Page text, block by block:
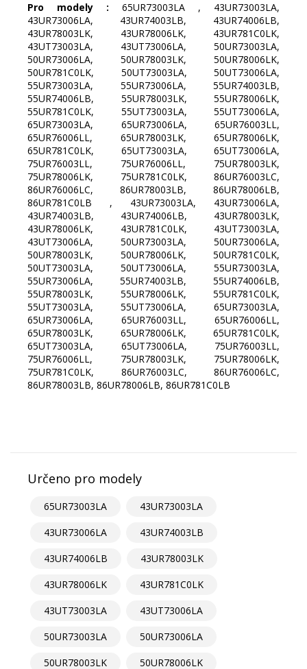
Pro modely : 65UR73003LA , 43UR73003LA,
43UR73006LA, 43UR74003LB, 43UR74006LB,
43UR78003LK, 43UR78006LK, 43UR781C0LK,
43UT73003LA, 43UT73006LA, 50UR73003LA,
50UR73006LA, 50UR78003LK, 50UR78006LK,
50UR781C0LK, 50UT73003LA, 50UT73006LA,
55UR73003LA, 55UR73006LA, 55UR74003LB,
55UR74006LB, 55UR78003LK, 55UR78006LK,
55UR781C0LK, 55UT73003LA, 55UT73006LA,
65UR73003LA, 65UR73006LA, 65UR76003LL,
65UR76006LL, 65UR78003LK, 65UR78006LK,
65UR781C0LK, 65UT73003LA, 65UT73006LA,
75UR76003LL, 75UR76006LL, 75UR78003LK,
75UR78006LK, 75UR781C0LK, 86UR76003LC,
86UR76006LC, 86UR78003LB, 86UR78006LB,
86UR781C0LB , 43UR73003LA, 43UR73006LA,
43UR74003LB, 43UR74006LB, 43UR78003LK,
43UR78006LK, 43UR781C0LK, 43UT73003LA,
43UT73006LA, 50UR73003LA, 50UR73006LA,
50UR78003LK, 50UR78006LK, 50UR781C0LK,
50UT73003LA, 50UT73006LA, 55UR73003LA,
55UR73006LA, 55UR74003LB, 55UR74006LB,
55UR78003LK, 55UR78006LK, 55UR781C0LK,
55UT73003LA, 55UT73006LA, 65UR73003LA,
65UR73006LA, 65UR76003LL, 65UR76006LL,
65UR78003LK, 65UR78006LK, 65UR781C0LK,
65UT73003LA, 65UT73006LA, 75UR76003LL,
75UR76006LL, 75UR78003LK, 75UR78006LK,
75UR781C0LK, 86UR76003LC, 86UR76006LC,
86UR78003LB, 86UR78006LB, 86UR781C0LB
Určeno pro modely
65UR73003LA
43UR73003LA
43UR73006LA
43UR74003LB
43UR74006LB
43UR78003LK
43UR78006LK
43UR781C0LK
43UT73003LA
43UT73006LA
50UR73003LA
50UR73006LA
50UR78003LK
50UR78006LK